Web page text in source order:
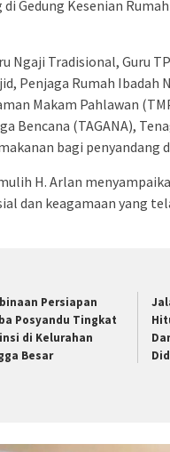
Gedung Kesenian
Ngaji Tradisional, Guru
Penjaga Rumah Ibadah
Makam Pahlawan
Bencana (TAGANA),
bagi penyandang
H. Arlan
dan keagamaan yang
Persiapan
Posyandu Tingkat
di Kelurahan
Besar